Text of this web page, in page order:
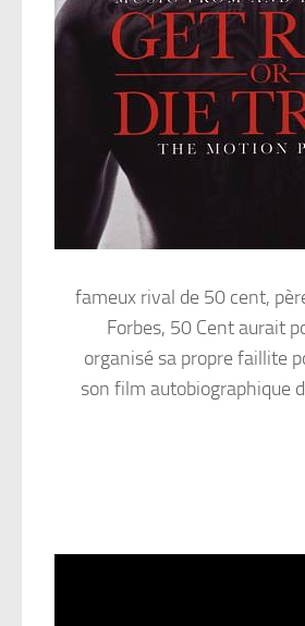
fameux rival de 50 cent,
Forbes, 50 Cent aurait
organisé sa propre faillite
son film autobiographique